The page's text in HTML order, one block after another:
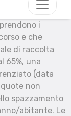
i
e che
di raccolta
65%, una
(data
non
spazzamento
abitante. Le